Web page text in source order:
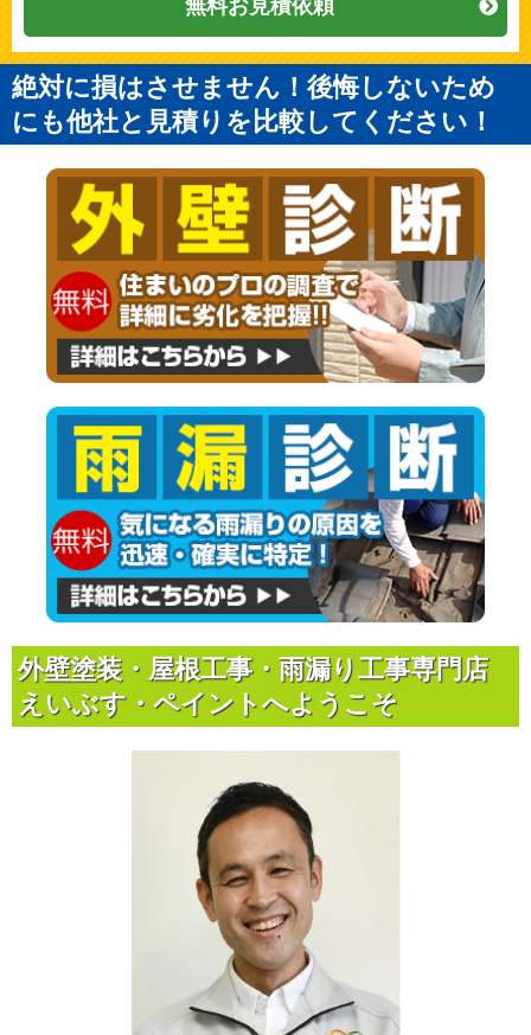
無料お見積依頼
絶対に損はさせません！後悔しないため
にも他社と見積りを比較してください！
外壁塗装・屋根工事・雨漏り工事専門店
えいぶす・ペイントへようこそ